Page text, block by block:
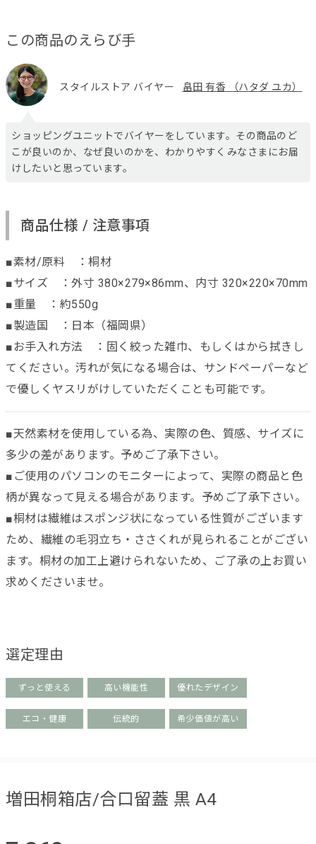
この商品のえらび手
スタイルストア バイヤー 畠田 有香 （ハタダ ユカ）
ショッピングユニットでバイヤーをしています。その商品のど
こが良いのか、なぜ良いのかを、わかりやすくみなさまにお届
けしたいと思っています。
商品仕様 / 注意事項
■素材/原料 ：桐材
■サイズ ：外寸 380×279×86mm、内寸 320×220×70mm
■重量 ：約550g
■製造国 ：日本（福岡県）
■お手入れ方法 ：固く絞った雑巾、もしくはから拭きし
てください。汚れが気になる場合は、サンドペーパーなど
で優しくヤスリがけしていただくことも可能です。
■天然素材を使用している為、実際の色、質感、サイズに
多少の差があります。予めご了承下さい。
■ご使用のパソコンのモニターによって、実際の商品と色
柄が異なって見える場合があります。予めご了承下さい。
■桐材は繊維はスポンジ状になっている性質がございます
ため、繊維の毛羽立ち・ささくれが見られることがござい
ます。桐材の加工上避けられないため、ご了承の上お買い
求めくださいませ。
選定理由
ずっと使える 高い機能性 優れたデザイン
エコ・健康 伝統的 希少価値が高い
増田桐箱店/合口留蓋 黒 A4